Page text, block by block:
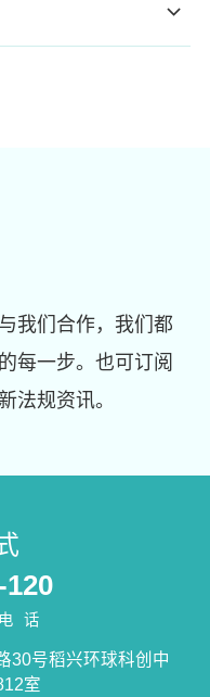
我们合作，我们都
每一步。也可订阅
法规资讯。
120
话
30号稻兴环球科创中
室